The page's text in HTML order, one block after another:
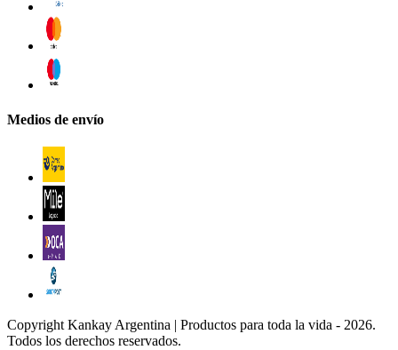
Medios de envío
Copyright Kankay Argentina | Productos para toda la vida - 2026.
Todos los derechos reservados.